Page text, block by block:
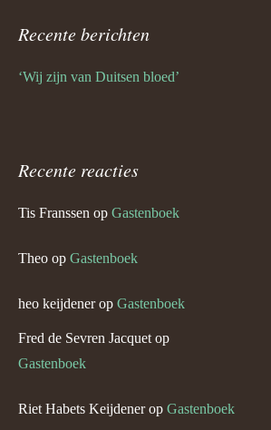
Recente berichten
‘Wij zijn van Duitsen bloed’
Recente reacties
Tis Franssen op Gastenboek
Theo op Gastenboek
heo keijdenerop Gastenboek
Fred de Sevren Jacquet op
Gastenboek
Riet Habets Keijdenerop Gastenboek